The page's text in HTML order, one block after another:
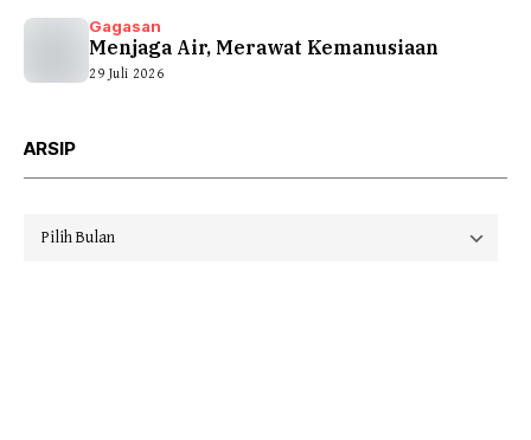
Gagasan
Menjaga Air, Merawat Kemanusiaan
29 Juli 2026
ARSIP
Arsip